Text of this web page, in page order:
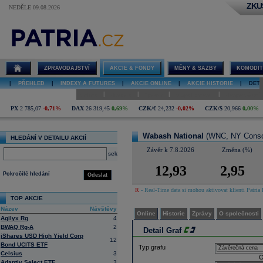
NEDĚLE 09.08.2026
Wabash
National graf
ZPRAVODAJSTVÍ AKCIE & FONDY MĚNY & SAZBY
PŘEHLED INDEXY A FUTURES AKCIE ONLINE AKCIE HISTORIE
PX 2 785,07 -0,71% DAX 26 319,45 0,69% CZK/€ 24,232 -0,02% CZK/$ 20,966 0,00%
HLEDÁNÍ V DETAILU AKCIÍ
select
Odeslat
Pokročilé hledání
TOP AKCIE
Název
Návštěvy
Agilyx Rg
4
BWAQ Rg-A
2
iShares USD High Yield Corp
Bond UCITS ETF
12
Celsius
3
Wabash National (WNC, NY
Závěr k 7.8.2026 Změna (%)
12,93 2,95
R - Real-Time data si mohou aktivovat klienti
Online Historie Zprávy O společnosti
Detail Graf
Typ grafu